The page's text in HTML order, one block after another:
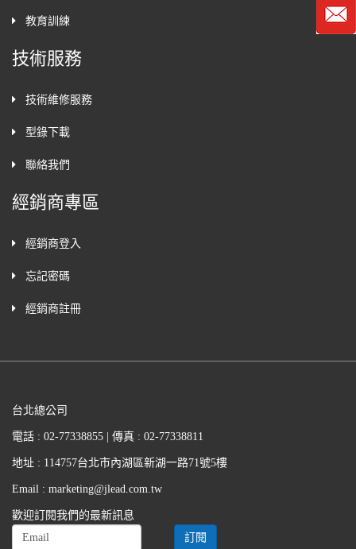
教育訓練
技術服務
技術維修服務
型錄下載
聯絡我們
經銷商專區
經銷商登入
忘記密碼
經銷商註冊
台北總公司
電話 : 02-77338855 | 傳真 : 02-77338811
地址 : 114757台北市內湖區新湖一路71號5樓
Email : marketing@jlead.com.tw
歡迎訂閱我們的最新訊息